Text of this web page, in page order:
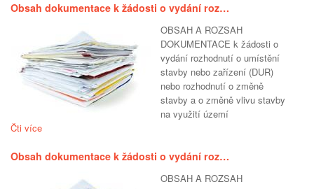
Obsah dokumentace k žádosti o vydání roz…
OBSAH A ROZSAH
DOKUMENTACE k žádosti o
vydání rozhodnutí o umístění
stavby nebo zařízení (DUR)
nebo rozhodnutí o změně
stavby a o změně vlivu stavby
na využití území
Čti více
Obsah dokumentace k žádosti o vydání roz…
OBSAH A ROZSAH